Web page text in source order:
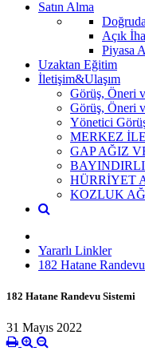
Satın Alma
Açık
Piyasa
Uzaktan Eğitim
İletişim&Ulaşım
Görüş, Öneri
Görüş, Öneri
Yönetici
MERKEZ
GAP AĞIZ
HÜRRİYET
KOZLUK
Yararlı Linkler
182 Hatane
182 Hatane Randevu Sistemi
31 Mayıs 2022